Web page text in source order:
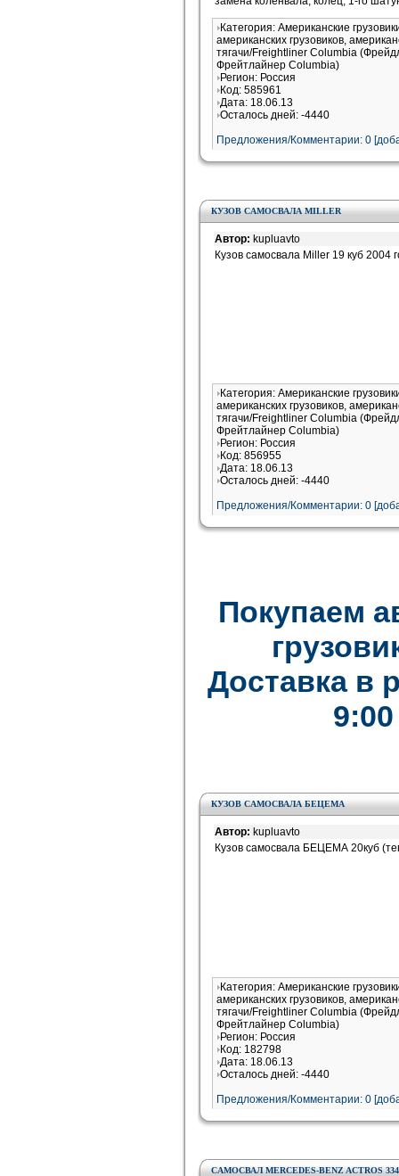
Категория: Американские
американских грузовиков,
тягачи/Freightliner Columbia
Фрейтлайнер Columbia)
Регион: Россия
Код: 585961
Дата: 18.06.13
Осталось дней: -4440
Предложения/Комментарии: 0
КУЗОВ САМОСВАЛА MILLER
Автор: kupluavto
Кузов самосвала Miller 19 куб 2004
Категория: Американские
американских грузовиков,
тягачи/Freightliner Columbia
Фрейтлайнер Columbia)
Регион: Россия
Код: 856955
Дата: 18.06.13
Осталось дней: -4440
Предложения/Комментарии: 0
Покупаем
Доставка в
КУЗОВ САМОСВАЛА БЕЦЕМА
Автор: kupluavto
Кузов самосвала БЕЦЕМА 20куб
Категория: Американские
американских грузовиков,
тягачи/Freightliner Columbia
Фрейтлайнер Columbia)
Регион: Россия
Код: 182798
Дата: 18.06.13
Осталось дней: -4440
Предложения/Комментарии: 0
САМОСВАЛ MERCEDES-BENZ ACTROS